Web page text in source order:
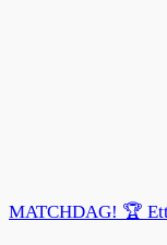
MATCHDAG! 🏆